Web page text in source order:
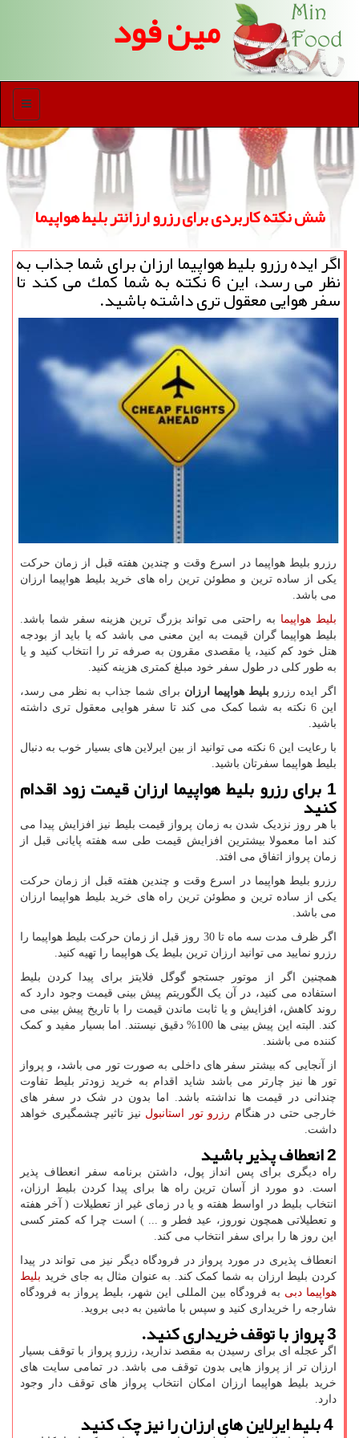
مین فود
منو
شش نكته كاربردی برای رزرو ارزانتر بلیط هواپیما
اگر ایده رزرو بلیط هواپیما ارزان برای شما جذاب به
نظر می رسد، این 6 نكته به شما كمك می كند تا
سفر هوایی معقول تری داشته باشید.
رزرو بلیط هواپیما در اسرع وقت و چندین هفته قبل از زمان حرکت
یکی از ساده ترین و مطوئن ترین راه های خرید بلیط هواپیما ارزان
می باشد.
بلیط هواپیما به راحتی می تواند بزرگ ترین هزینه سفر شما باشد.
بلیط هواپیما گران قیمت به این معنی می باشد که یا باید از بودجه
هتل خود کم کنید، یا مقصدی مقرون به صرفه تر را انتخاب کنید و یا
به طور کلی در طول سفر خود مبلغ کمتری هزینه کنید.
اگر ایده رزرو بلیط هواپیما ارزان برای شما جذاب به نظر می رسد،
این 6 نکته به شما کمک می کند تا سفر هوایی معقول تری داشته
باشید.
با رعایت این 6 نکته می توانید از بین ایرلاین های بسیار خوب به دنبال
بلیط هواپیما سفرتان باشید.
1 برای رزرو بلیط هواپیما ارزان قیمت زود اقدام
کنید
با هر روز نزدیک شدن به زمان پرواز قیمت بلیط نیز افزایش پیدا می
کند اما معمولا بیشترین افزایش قیمت طی سه هفته پایانی قبل از
زمان پرواز اتفاق می افتد.
رزرو بلیط هواپیما در اسرع وقت و چندین هفته قبل از زمان حرکت
یکی از ساده ترین و مطوئن ترین راه های خرید بلیط هواپیما ارزان
می باشد.
اگر ظرف مدت سه ماه تا 30 روز قبل از زمان حرکت بلیط هواپیما را
رزرو نمایید می توانید ارزان ترین بلیط یک هواپیما را تهیه کنید.
همچنین اگر از موتور جستجو گوگل فلایتز برای پیدا کردن بلیط
استفاده می کنید، در آن یک الگوریتم پیش بینی قیمت وجود دارد که
روند کاهش، افزایش و یا ثابت ماندن قیمت را با تاریخ پیش بینی می
کند. البته این پیش بینی ها 100% دقیق نیستند. اما بسیار مفید و کمک
کننده می باشند.
از آنجایی که بیشتر سفر های داخلی به صورت تور می باشد، و پرواز
تور ها نیز چارتر می باشد شاید اقدام به خرید زودتر بلیط تفاوت
چندانی در قیمت ها نداشته باشد. اما بدون در شک در سفر های
خارجی حتی در هنگام رزرو تور استانبول نیز تاثیر چشمگیری خواهد
داشت.
2 انعطاف پذیر باشید
راه دیگری برای پس انداز پول، داشتن برنامه سفر انعطاف پذیر
است. دو مورد از آسان ترین راه ها برای پیدا کردن بلیط ارزان،
انتخاب بلیط در اواسط هفته و یا در زمای غیر از تعطیلات ( آخر هفته
و تعطیلاتی همچون نوروز، عید فطر و ... ) است چرا که کمتر کسی
این روز ها را برای سفر انتخاب می کند.
انعطاف پذیری در مورد پرواز در فرودگاه دیگر نیز می تواند در پیدا
کردن بلیط ارزان به شما کمک کند. به عنوان مثال به جای خرید بلیط
هواپیما دبی به فرودگاه بین المللی این شهر، بلیط پرواز به فرودگاه
شارجه را خریداری کنید و سپس با ماشین به دبی بروید.
3 پرواز با توقف خریداری کنید.
اگر عجله ای برای رسیدن به مقصد ندارید، رزرو پرواز با توقف بسیار
ارزان تر از پرواز هایی بدون توقف می باشد. در تمامی سایت های
خرید بلیط هواپیما ارزان امکان انتخاب پرواز های توقف دار وجود
دارد.
4 بلیط ایرلاین های ارزان را نیز چک کنید